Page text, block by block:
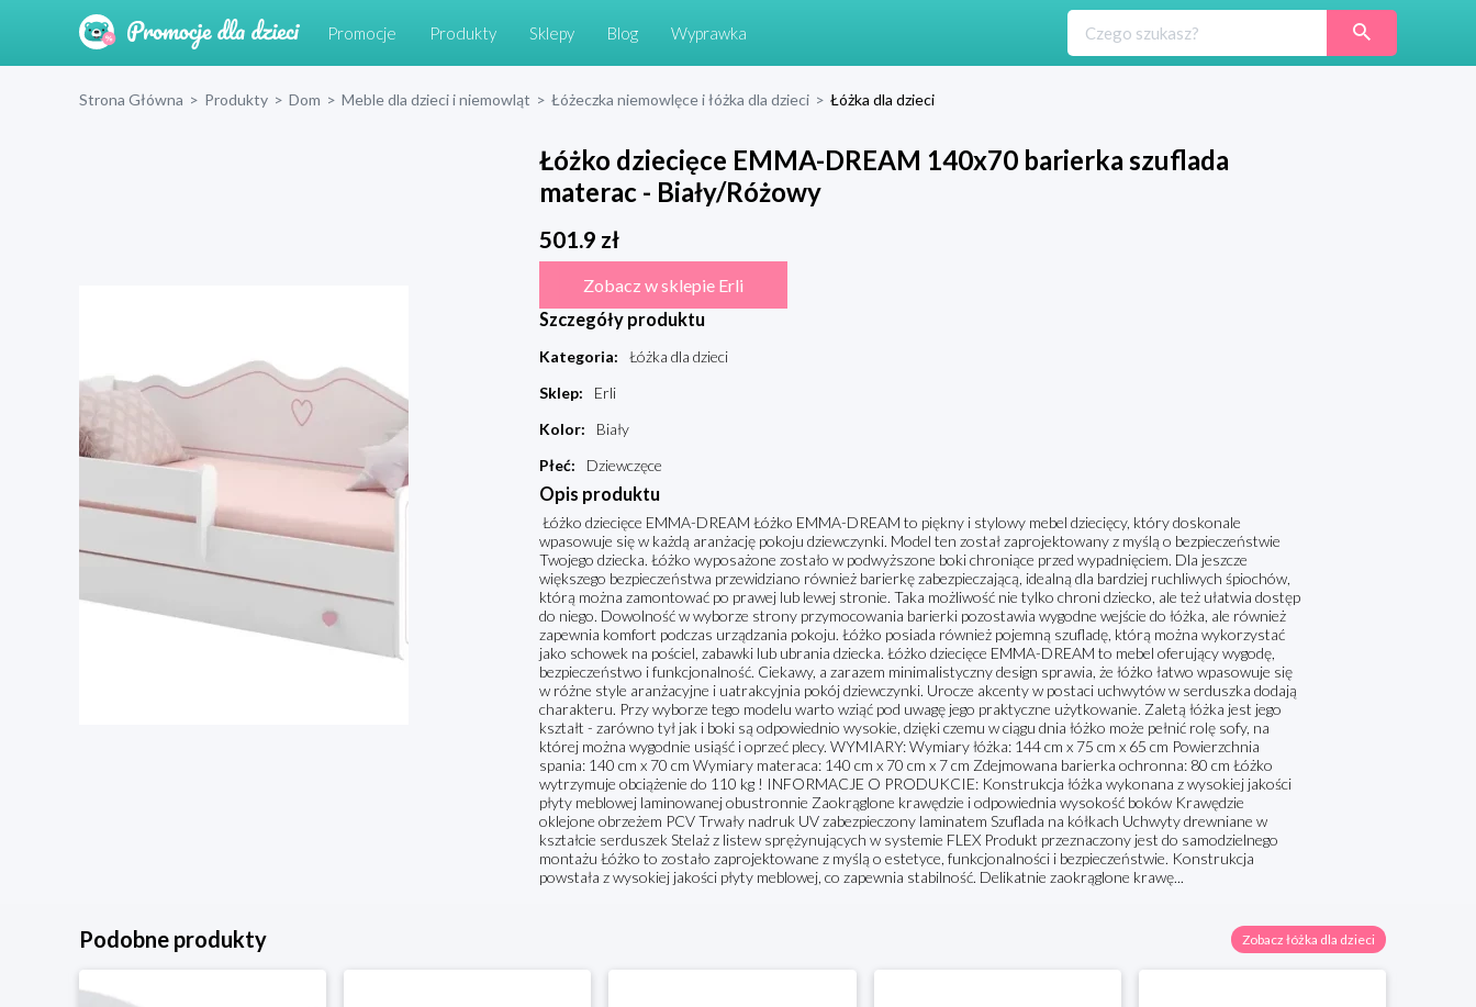
Promocje Produkty Sklepy Blog Wyprawka
Strona Główna > Produkty > Dom > Meble dla dzieci i niemowląt > Łóżeczka niemowlęce i łóżka dla dzieci > Łóżka dla dzieci
Łóżko dziecięce EMMA-DREAM 140x70 barierka szuflada
materac - Biały/Różowy
501.9 zł
Zobacz w sklepie Erli
Szczegóły produktu
Kategoria:
Łóżka dla dzieci
Sklep:
Erli
Kolor:
Biały
Płeć: Dziewczęce
Opis produktu
Łóżko dziecięce EMMA-DREAM Łóżko EMMA-DREAM to piękny i stylowy mebel dziecięcy, który doskonale
wpasowuje się w każdą aranżację pokoju dziewczynki. Model ten został zaprojektowany z myślą o bezpieczeństwie
Twojego dziecka. Łóżko wyposażone zostało w podwyższone boki chroniące przed wypadnięciem. Dla jeszcze
większego bezpieczeństwa przewidziano również barierkę zabezpieczającą, idealną dla bardziej ruchliwych śpiochów,
którą można zamontować po prawej lub lewej stronie. Taka możliwość nie tylko chroni dziecko, ale też ułatwia dostęp
do niego. Dowolność w wyborze strony przymocowania barierki pozostawia wygodne wejście do łóżka, ale również
zapewnia komfort podczas urządzania pokoju. Łóżko posiada również pojemną szufladę, którą można wykorzystać
jako schowek na pościel, zabawki lub ubrania dziecka. Łóżko dziecięce EMMA-DREAM to mebel oferujący wygodę,
bezpieczeństwo i funkcjonalność. Ciekawy, a zarazem minimalistyczny design sprawia, że łóżko łatwo wpasowuje się
w różne style aranżacyjne i uatrakcyjnia pokój dziewczynki. Urocze akcenty w postaci uchwytów w serduszka dodają
charakteru. Przy wyborze tego modelu warto wziąć pod uwagę jego praktyczne użytkowanie. Zaletą łóżka jest jego
kształt - zarówno tył jak i boki są odpowiednio wysokie, dzięki czemu w ciągu dnia łóżko może pełnić rolę sofy, na
której można wygodnie usiąść i oprzeć plecy. WYMIARY: Wymiary łóżka: 144 cm x 75 cm x 65 cm Powierzchnia
spania: 140 cm x 70 cm Wymiary materaca: 140 cm x 70 cm x 7 cm Zdejmowana barierka ochronna: 80 cm Łóżko
wytrzymuje obciążenie do 110 kg ! INFORMACJE O PRODUKCIE: Konstrukcja łóżka wykonana z wysokiej jakości
płyty meblowej laminowanej obustronnie Zaokrąglone krawędzie i odpowiednia wysokość boków Krawędzie
oklejone obrzeżem PCV Trwały nadruk UV zabezpieczony laminatem Szuflada na kółkach Uchwyty drewniane w
kształcie serduszek Stelaż z listew sprężynujących w systemie FLEX Produkt przeznaczony jest do samodzielnego
montażu Łóżko to zostało zaprojektowane z myślą o estetyce, funkcjonalności i bezpieczeństwie. Konstrukcja
powstała z wysokiej jakości płyty meblowej, co zapewnia stabilność. Delikatnie zaokrąglone krawę...
Podobne produkty Zobacz łóżka dla dzieci